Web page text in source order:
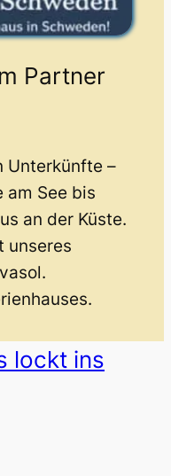
Partner
Unterkünfte –
am See bis
an der Küste.
unseres
lockt ins